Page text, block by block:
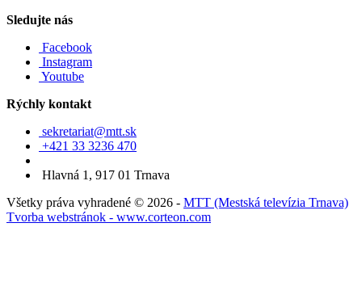
Sledujte nás
Facebook
Instagram
Youtube
Rýchly kontakt
sekretariat@mtt.sk
+421 33 3236 470
Hlavná 1, 917 01 Trnava
Všetky práva vyhradené © 2026 - MTT (Mestská televízia Trnava)
Tvorba webstránok - www.corteon.com